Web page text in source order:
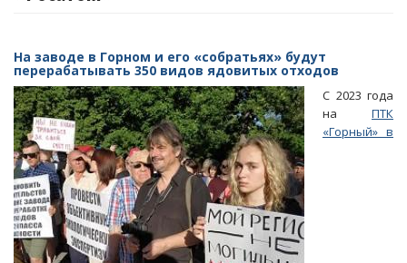
На заводе в Горном и его «собратьях» будут
перерабатывать 350 видов ядовитых отходов
С 2023 года
на ПТК
«Горный» в